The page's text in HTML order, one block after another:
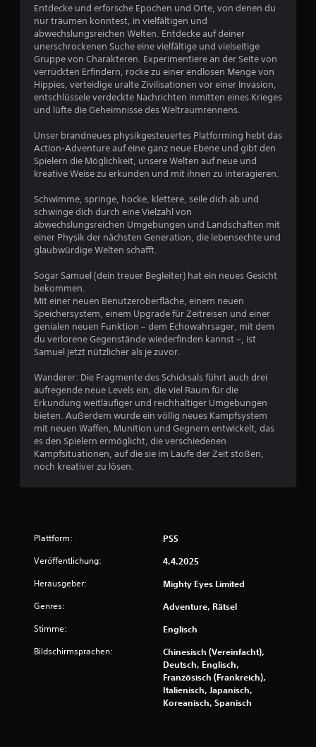
7
8
6
e
w
e
r
u
g
n
l
l
e
S
p
e
i
c
h
r
p
u
n
t
e
e
r
s
e
l
l
e
n
,
u
d
a
s
S
p
i
e
l
e
n
d
e
l
Entdecke und erforsche Epochen und Orte, von denen du
nur träumen konntest, in vielfältigen und
abwechslungsreichen Welten. Entdecke auf deiner
unerschrockenen Suche eine vielfältige und vielseitige
Gruppe von Charakteren. Experimentiere an der Seite von
verrückten Erfindern, rocke zu einer endlosen Menge von
Hippies, verteidige uralte Zivilisationen vor einer Invasion,
entschlüssele verdeckte Nachrichten inmitten eines Krieges
und lüfte die Geheimnisse des Weltraumrennens.
Unser brandneues physikgesteuertes Platforming hebt das
Action-Adventure auf eine ganz neue Ebene und gibt den
Spielern die Möglichkeit, unsere Welten auf neue und
kreative Weise zu erkunden und mit ihnen zu interagieren.
Schwimme, springe, hocke, klettere, seile dich ab und
schwinge dich durch eine Vielzahl von
abwechslungsreichen Umgebungen und Landschaften mit
einer Physik der nächsten Generation, die lebensechte und
glaubwürdige Welten schafft.
Sogar Samuel (dein treuer Begleiter) hat ein neues Gesicht
bekommen.
Mit einer neuen Benutzeroberfläche, einem neuen
Speichersystem, einem Upgrade für Zeitreisen und einer
genialen neuen Funktion – dem Echowahrsager, mit dem
du verlorene Gegenstände wiederfinden kannst –, ist
Samuel jetzt nützlicher als je zuvor.
Wanderer: Die Fragmente des Schicksals führt auch drei
aufregende neue Levels ein, die viel Raum für die
Erkundung weitläufiger und reichhaltiger Umgebungen
bieten. Außerdem wurde ein völlig neues Kampfsystem
mit neuen Waffen, Munition und Gegnern entwickelt, das
es den Spielern ermöglicht, die verschiedenen
Kampfsituationen, auf die sie im Laufe der Zeit stoßen,
noch kreativer zu lösen.
Plattform: PS5
Veröffentlichung: 4.4.2025
Herausgeber: Mighty Eyes Limited
Genres: Adventure, Rätsel
Stimme: Englisch
Bildschirmsprachen:
Chinesisch (Vereinfacht),
Deutsch, Englisch,
Französisch (Frankreich),
Italienisch, Japanisch,
Koreanisch, Spanisch